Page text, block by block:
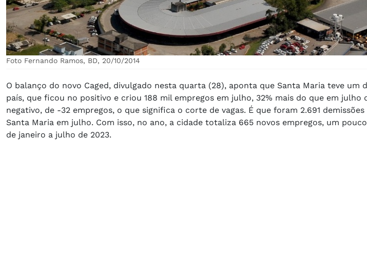
Foto Fernando Ramos, BD, 20/10/2014
O balanço do novo Caged, divulgado nesta quarta (28), aponta que Santa Maria teve um
país, que ficou no positivo e criou 188 mil empregos em julho, 32% mais do que em julho
negativo, de -32 empregos, o que significa o corte de vagas. É que foram 2.691
Santa Maria em julho. Com isso, no ano, a cidade totaliza 665 novos empregos, um
de janeiro a julho de 2023.